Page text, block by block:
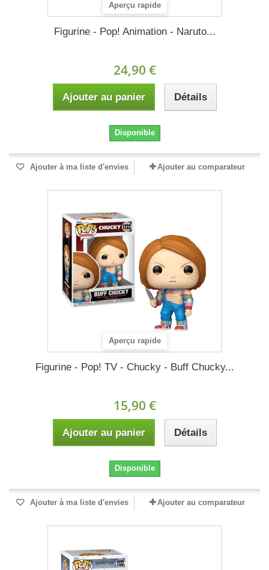
Aperçu rapide
Figurine - Pop! Animation - Naruto...
24,90 €
Ajouter au panier Détails
Disponible
Ajouter à ma liste d'envies Ajouter au comparateur
Aperçu rapide
Figurine - Pop! TV - Chucky - Buff Chucky...
15,90 €
Ajouter au panier Détails
Disponible
Ajouter à ma liste d'envies Ajouter au comparateur